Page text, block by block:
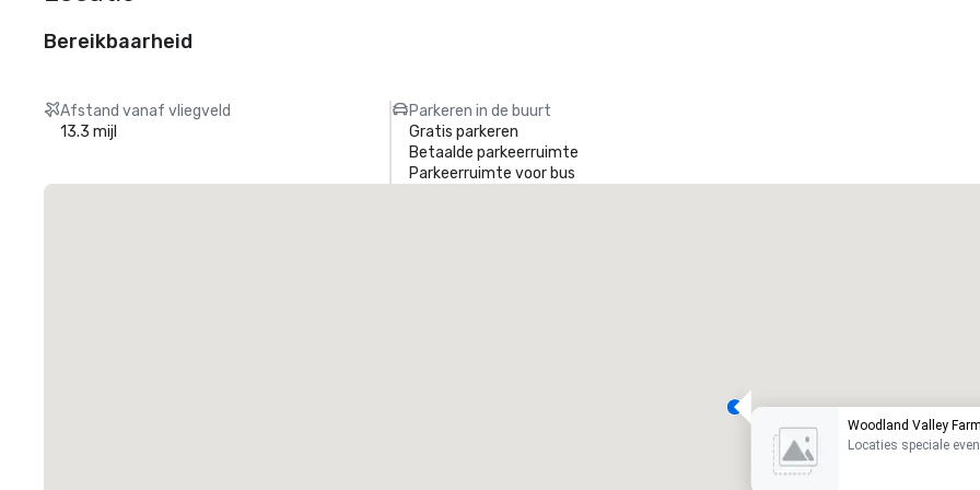
Bereikbaarheid
Afstand vanaf vliegveld
13.3 mijl
Parkeren in de buurt
Gratis parkeren
Betaalde parkeerruimte
Parkeerruimte voor bus
Woodland Valley Farm
Locaties speciale